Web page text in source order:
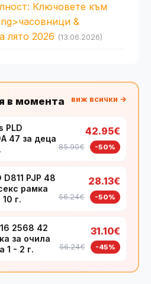
Ключовете към
&
лято 2026 (13.06.2026)
в момента виж всички →
PLD
47 за деца
42.95€
85.90€ -50%
D811 PJP 48
рамка
г.
28.13€
56.24€ -50%
2568 42
за очила
1 - 2 г.
31.10€
56.24€ -45%